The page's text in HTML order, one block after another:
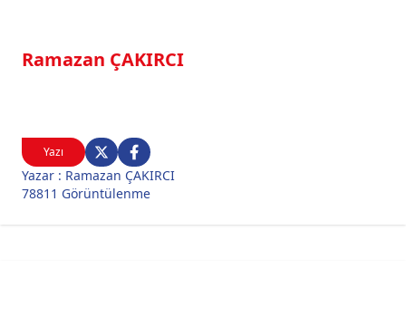
Yazı
Yazar : Ramazan ÇAKIRCI
78811 Görüntülenme
Ramazan ÇAKIRCI